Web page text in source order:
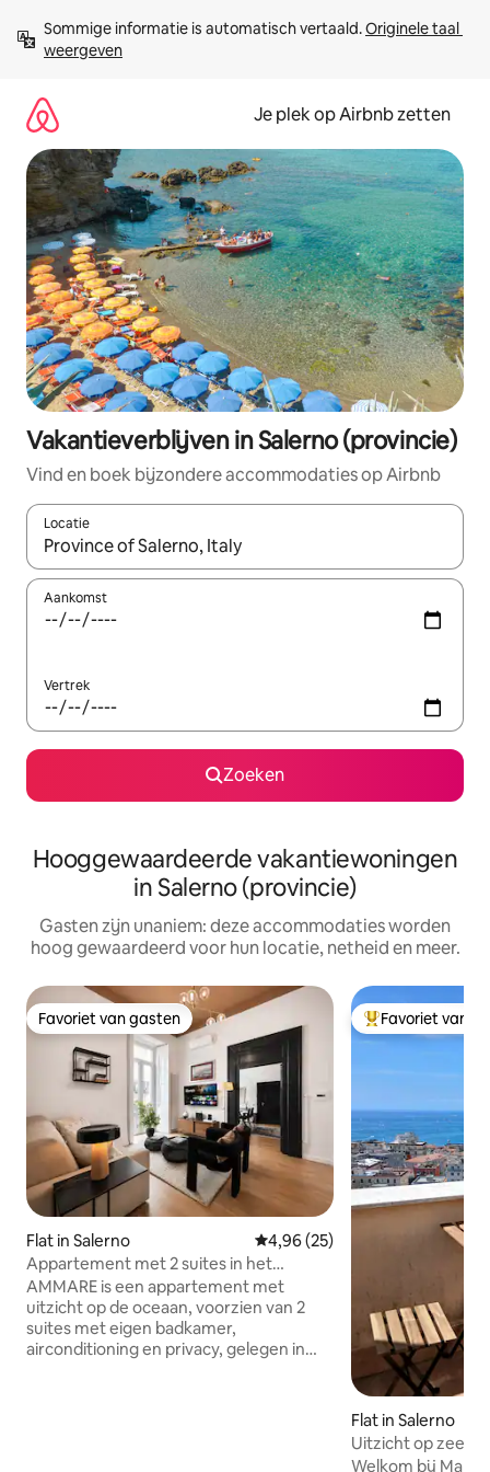
direct
naar
Sommige informatie is automatisch vertaald. Originele taal
weergeven
Je plek op Airbnb zetten
Vakantieverblijven in Salerno (provincie)
Vind en boek bijzondere accommodaties op Airbnb
Locatie
Wanneer er resultaten beschikbaar zijn, maak je een keuze
Aankomst
Vertrek
Zoeken
Hooggewaardeerde vakantiewoningen
in Salerno (provincie)
Gasten zijn unaniem: deze accommodaties worden
hoog gewaardeerd voor hun locatie, netheid en meer.
Favoriet van gasten
Favoriet van gasten
Flat in Salerno Gemiddelde beoordeling van
4,96 (25)
Appartement met 2 suites in het
historische centrum van Salerno
AMMARE is een appartement met
uitzicht op de oceaan, voorzien van 2
suites met eigen badkamer,
airconditioning en privacy, gelegen in
Topfavoriet van
Favoriet van
Flat in Salerno
Uitzicht op zee
Rooftop
Welkom bij Mare